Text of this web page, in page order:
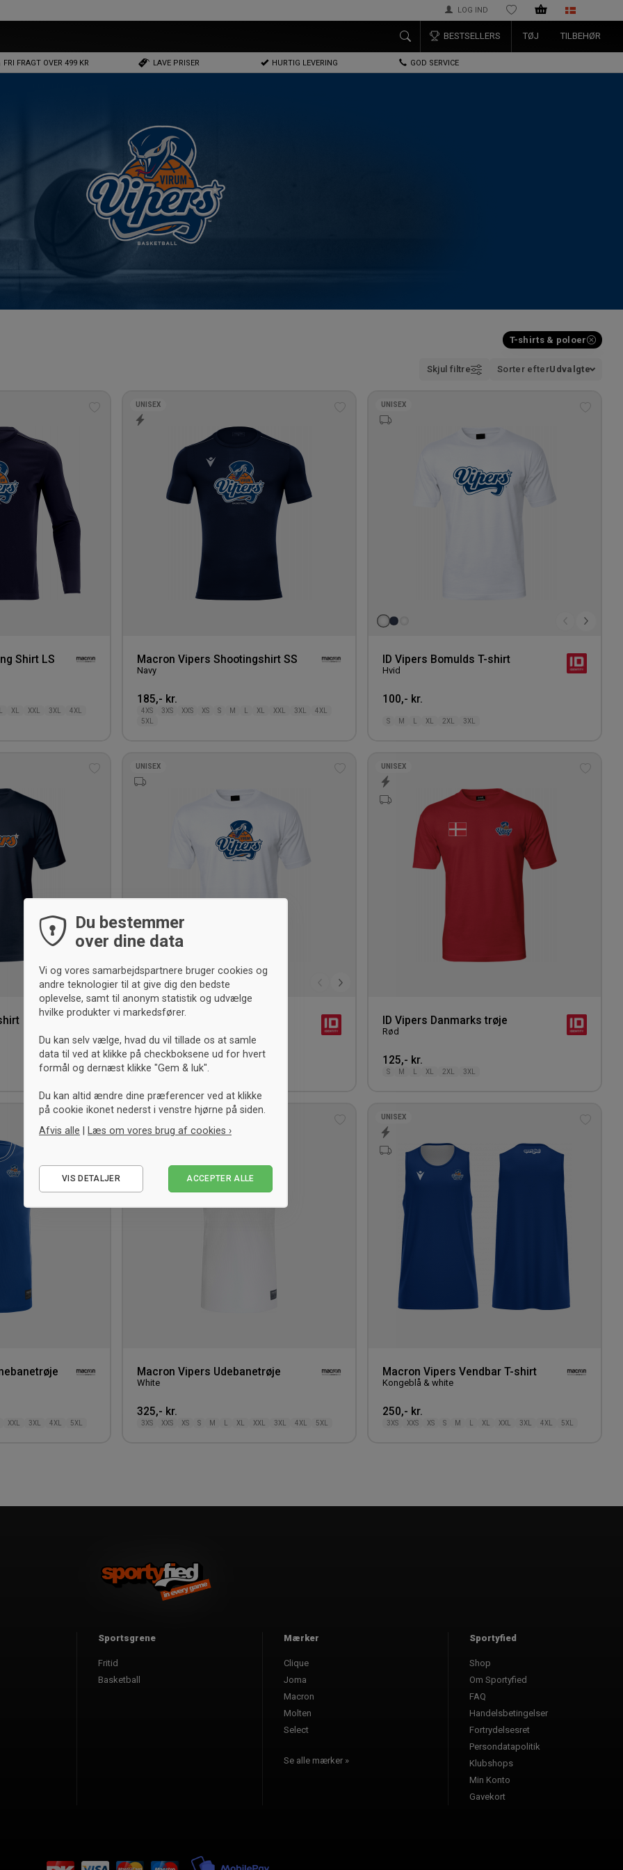
LOG IND ØNSKELISTE
BESTSELLERS TØJ TILBEHØR
FRI FRAGT OVER 499 KR LAVE PRISER HURTIG LEVERING GOD SERVICE
T-shirts & poloer
Skjul filtre Sorter efterUdvalgte
Shirt LS
XL XXL 3XL
4XL
UNISEX
Macron Vipers Shootingshirt SS
Navy
185,- kr.
4XS 3XS XXS XS S M XL XXL 3XL
4XL
5XL
UNISEX
ID Vipers Bomulds T-shirt
Hvid
100,- kr.
S M XL 2XL 3XL
ønskeliste
UNISEX
100,- kr.
S M L XL 2XL
UNISEX
ID Vipers Danmarks trøje
Rød
125,- kr.
S M L XL 2XL 3XL
Tilføj
XXL 3XL 4XL 5XL
ønskeliste
Macron Vipers Udebanetrøje
White
325,- kr.
3XS XXS XS S M XL XXL 3XL 4XL 5XL
UNISEX
Macron Vipers Vendbar T-shirt
Kongeblå & white
250,- kr.
3XS XXS XS S M XL XXL 3XL 4XL 5XL
Sportsgrene
Fritid
Basketball
Mærker
Clique
Joma
Macron
Molten
Select
Se alle mærker »
Sportyfied
Shop
Om Sportyfied
FAQ
Handelsbetingelser
Fortrydelsesret
Persondatapolitik
Klubshops
Min Konto
Gavekort
Du bestemmer
over dine data
Vi og vores samarbejdspartnere bruger cookies og
andre teknologier til at give dig den bedste
oplevelse, samt til anonym statistik og udvælge
hvilke produkter vi markedsfører.
Du kan selv vælge, hvad du vil tillade os at samle
data til ved at klikke på checkboksene ud for hvert
formål og dernæst klikke "Gem & luk".
Du kan altid ændre dine præferencer ved at klikke
på cookie ikonet nederst i venstre hjørne på siden.
Afvis alle
Læs om vores brug af cookies ›
Statistiske
VIS DETALJER ACCEPTER ALLE